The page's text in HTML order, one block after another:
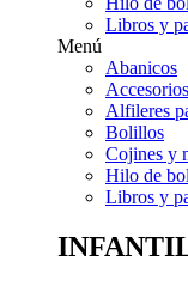
Libros y
Menú
Abanicos
Alfileres
Bolillos
Cojines y
Hilo de
Libros y